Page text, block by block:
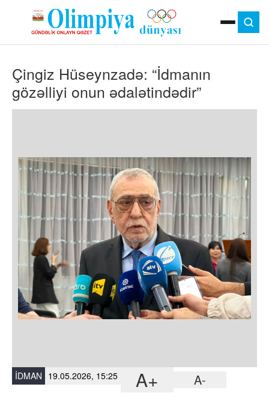
MOK
OLIMPIYA OYUNLARI
ÇAP VERSIYASI
TV
MƏDƏNIYYƏT
MÜSAHIBƏ
DIGƏR
Çingiz Hüseynzadə: “İdmanın
gözəlliyi onun ədalətindədir”
İDMAN 19.05.2026, 15:25 A+ A-